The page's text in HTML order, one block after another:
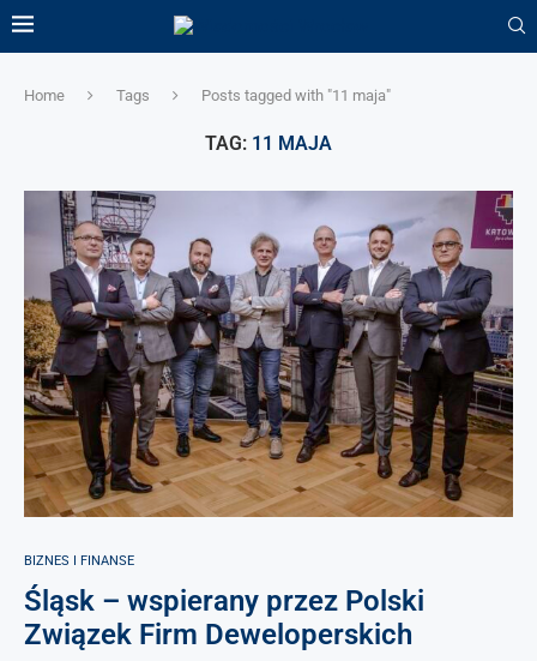
Home Tags Posts tagged with "11 maja"
TAG: 11 MAJA
BIZNES I FINANSE
Śląsk – wspierany przez Polski
Związek Firm Deweloperskich